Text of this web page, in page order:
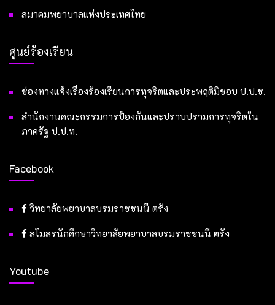
สมาคมพยาบาลแห่งประเทศไทย
ศูนย์ร้องเรียน
ช่องทางแจ้งเรื่องร้องเรียนการทุจริตและประพฤติมิชอบ ป.ป.ช.
สำนักงานคณะกรรมการป้องกันและปราบปรามการทุจริตใน
ภาครัฐ ป.ป.ท.
Facebook
วิทยาลัยพยาบาลบรมราชชนนี ตรัง
สโมสรนักศึกษาวิทยาลัยพยาบาลบรมราชชนนี ตรัง
Youtube